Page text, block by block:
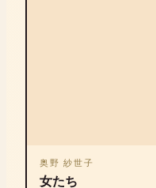
奥野 紗世子
女たち